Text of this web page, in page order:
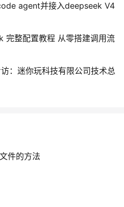
agent并接入deepseek V4
完整配置教程 从零搭建调用流
：迷你玩科技有限公司技术总
件的方法